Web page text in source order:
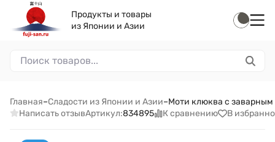
Продукты и товары
из Японии и Азии
Главная–Сладости из Японии и Азии–Моти клюква с заварным
Написать отзывАртикул:834895 К сравнению В